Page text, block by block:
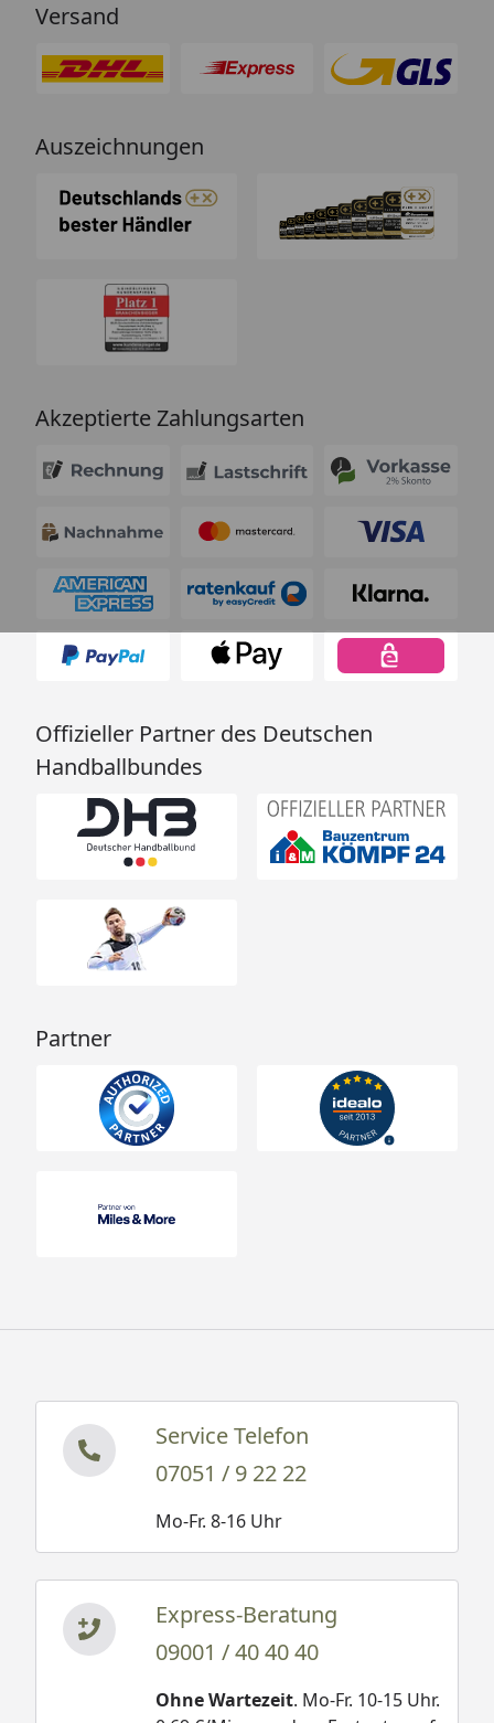
Versand
Auszeichnungen
Akzeptierte Zahlungsarten
Offizieller Partner des Deutschen
Handballbundes
Partner
Service Telefon
07051 / 9 22 22
Mo-Fr. 8-16 Uhr
Express-Beratung
09001 / 40 40 40
Ohne Wartezeit. Mo-Fr. 10-15 Uhr.